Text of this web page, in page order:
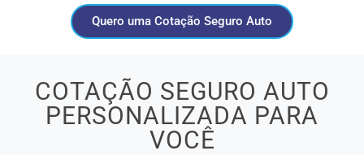
Quero uma Cotação Seguro Auto
COTAÇÃO SEGURO AUTO
PERSONALIZADA PARA
VOCÊ